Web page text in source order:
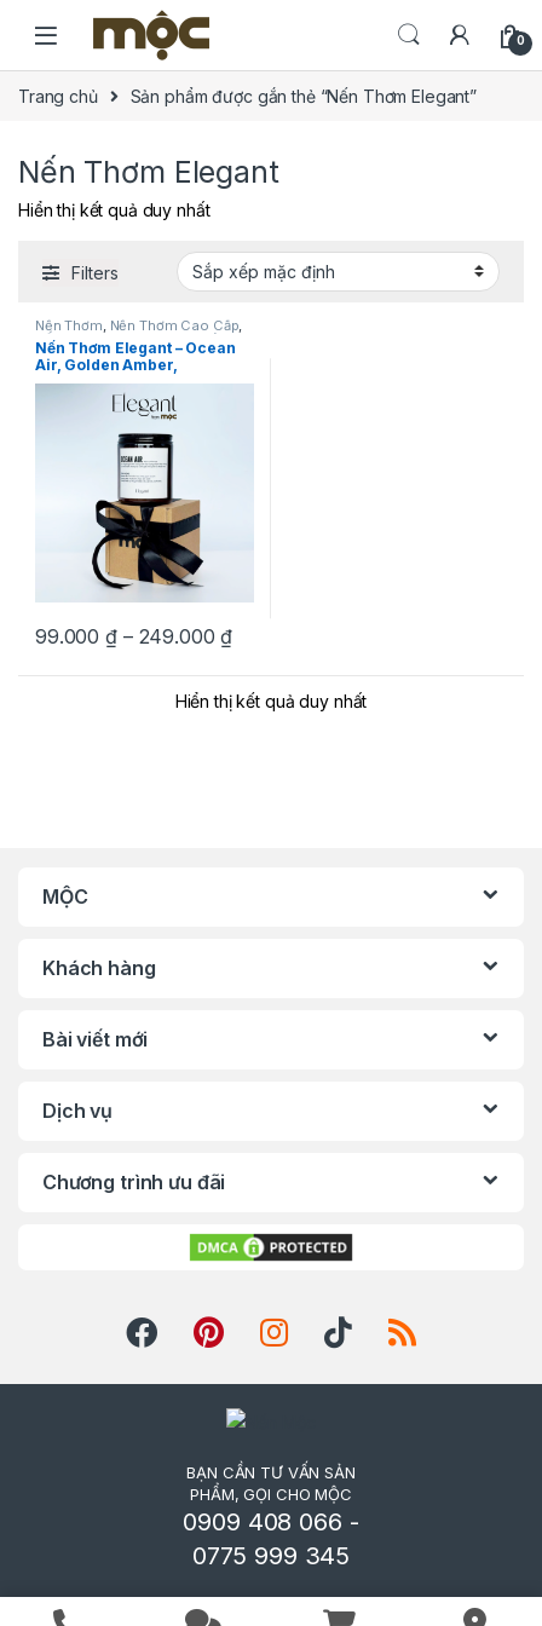
Skip to navigation
Skip to content
0
Trang chủ Sản phẩm được gắn thẻ “Nến Thơm Elegant”
Nến Thơm Elegant
Hiển thị kết quả duy nhất
Filters
Nến Thơm, Nến Thơm Cao Cấp,
Nến Thơm Elegant SET Quà
Tặng
Nến Thơm Elegant – Ocean
Air, Golden Amber,
Pineapple Palm, Winter
Wood, Sandalwood
99.000₫ – 249.000₫Khoảng giá: từ 99.000 ₫ đến
Sản phẩm này có nhiều biến thể. Các tùy chọn có thể được chọn
Hiển thị kết quả duy nhất
MỘC
Khách hàng
Bài viết mới
Dịch vụ
Chương trình ưu đãi
BẠN CẦN TƯ VẤN SẢN
PHẨM, GỌI CHO MỘC
0909 408 066 -
0775 999 345